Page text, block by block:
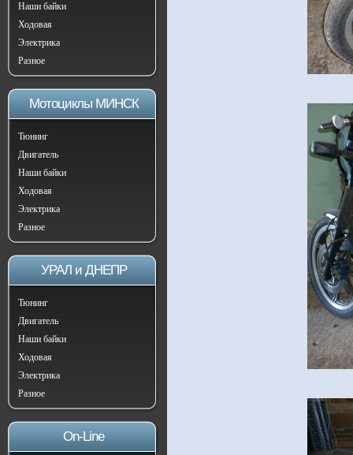
Наши байки
Ходовая
Электрика
Разное
Мотоциклы МИНСК
Тюнинг
Двигатель
Наши байки
Ходовая
Электрика
Разное
УРАЛ и ДНЕПР
Тюнинг
Двигатель
Наши байки
Ходовая
Электрика
Разное
On-Line